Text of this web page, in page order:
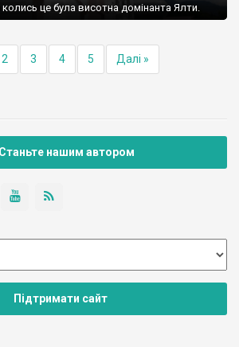
це була висотна домінанта Ялти.
2 3 4 5 Далі »
Станьте нашим автором
Підтримати сайт